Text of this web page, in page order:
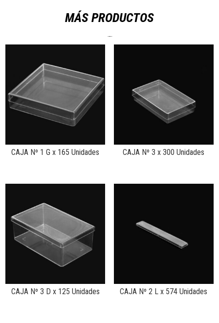
MÁS PRODUCTOS
CAJA Nº 1 G x 165 Unidades CAJA Nº 3 x 300 Unidades
CAJA Nº 3 D x 125 Unidades CAJA Nº 2 L x 574 Unidades